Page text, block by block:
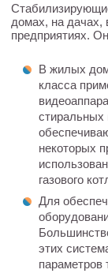
домах, на
предприятиях.
В жилых
класса
стиральных
некоторых
газового
Для
этих
параметров